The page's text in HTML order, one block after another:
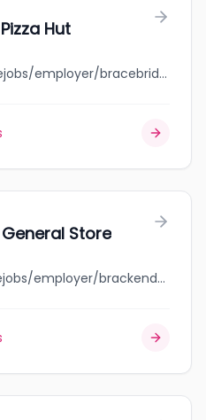
Hut
jobbank.gc.ca/browsejobs/employer/bracebridge+pizza+hut/ca
Store
jobbank.gc.ca/browsejobs/employer/brackendale+general+store/ca